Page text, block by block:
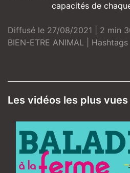
capacités de
Diffusé le 27/08/2021 | 2 min
BIEN-ETRE ANIMAL | Hashtags
Les vidéos les plus vues